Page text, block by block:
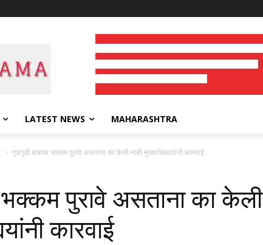
LATEST NEWS MAHARASHTRA
गुडगुडी बाबाचा भक्कम पुरावे असताना का केली नाही मुख्याधिकार्‍यांनी कारवाई
भक्कम पुरावे असताना का केली
कारवाई